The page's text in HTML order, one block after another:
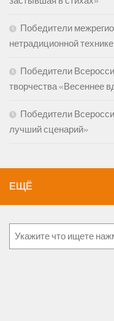
Победители
нетрадиционной
Победители
творчества «Весеннее
Победители
лучший сценарий»
ЕЩЁ
Поиск